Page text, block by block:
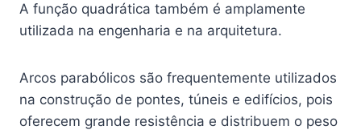
A função quadrática também é amplamente
utilizada na engenharia e na arquitetura.
Arcos parabólicos são frequentemente utilizados
na construção de pontes, túneis e edifícios, pois
oferecem grande resistência e distribuem o peso